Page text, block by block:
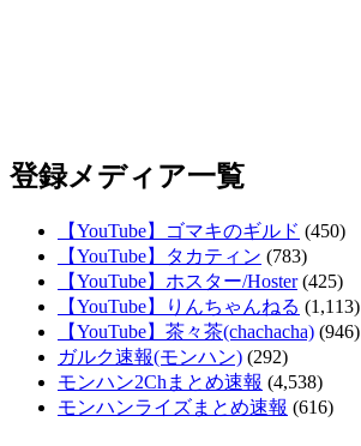
登録メディア一覧
【YouTube】ゴマキのギルド (450)
【YouTube】タカティン (783)
【YouTube】ホスター/Hoster(425)
【YouTube】りんちゃんねる (1,113)
【YouTube】茶々茶(chachacha) (946)
ガルク速報(モンハン) (292)
モンハン2Chまとめ速報 (4,538)
モンハンライズまとめ速報 (616)